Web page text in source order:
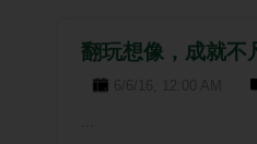
翻玩想像，成就不
6/6/16, 12:00 AM